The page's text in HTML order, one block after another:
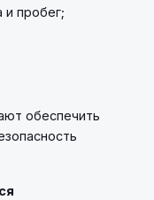
и пробег;
обеспечить